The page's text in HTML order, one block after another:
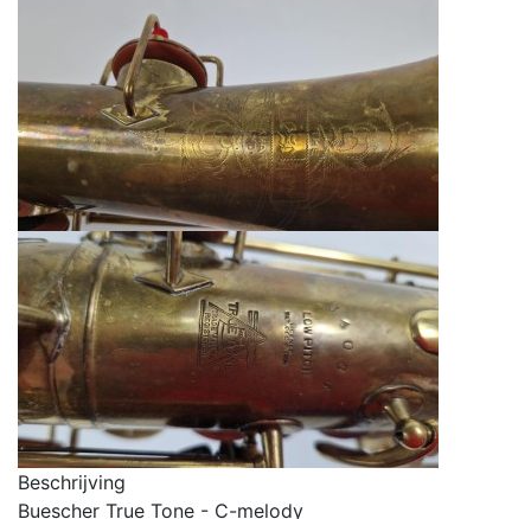
Beschrijving
Buescher True Tone - C-melody